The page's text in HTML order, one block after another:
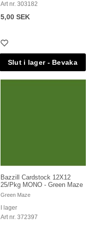
Art nr. 303182
5,00 SEK
Bazzill Cardstock 12X12
25/Pkg MONO - Green Maze
Green Maze
I lager
Art nr. 372397